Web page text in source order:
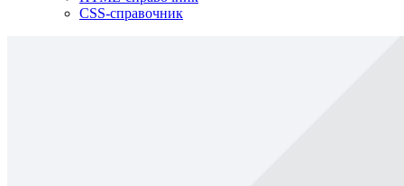
CSS-справочник